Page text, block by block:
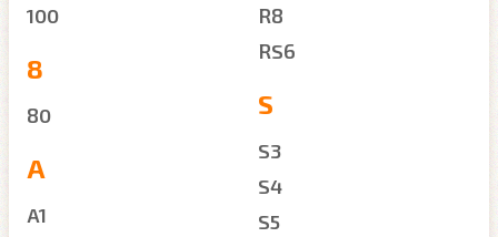
100
8
80
A
A1
R8
RS6
S
S3
S4
S5